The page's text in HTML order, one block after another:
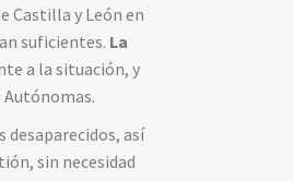
Castilla y León en
suficientes. La
a la situación, y
Autónomas.
desaparecidos, así
sin necesidad